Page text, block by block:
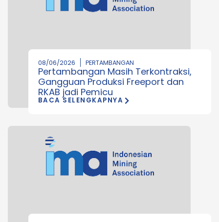
08/06/2026 PERTAMBANGAN
Pertambangan Masih Terkontraksi,
Gangguan Produksi Freeport dan
RKAB jadi Pemicu
BACA SELENGKAPNYA